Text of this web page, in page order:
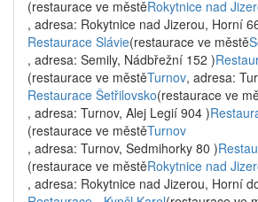
(restaurace ve městěRokytnice nad
, adresa: Rokytnice nad Jizerou, Horní
Restaurace Slávie(restaurace ve městě
, adresa: Semily, Nádbřežní 152 )
(restaurace ve městěTurnov, adresa:
Restaurace Šetřilovsko(restaurace ve
, adresa: Turnov, Alej Legií 904 )
(restaurace ve městěTurnov
, adresa: Turnov, Sedmihorky 80 )
(restaurace ve městěRokytnice nad
, adresa: Rokytnice nad Jizerou, Horní